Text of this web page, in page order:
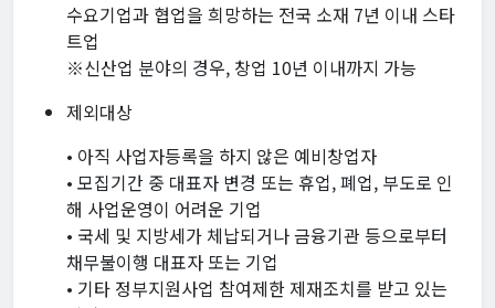
수요기업과 협업을 희망하는 전국 소재 7년 이내 스타
트업
※신산업 분야의 경우, 창업 10년 이내까지 가능
제외대상
• 아직 사업자등록을 하지 않은 예비창업자
• 모집기간 중 대표자 변경 또는 휴업, 폐업, 부도로 인
해 사업운영이 어려운 기업
• 국세 및 지방세가 체납되거나 금융기관 등으로부터
채무불이행 대표자 또는 기업
• 기타 정부지원사업 참여제한 제재조치를 받고 있는